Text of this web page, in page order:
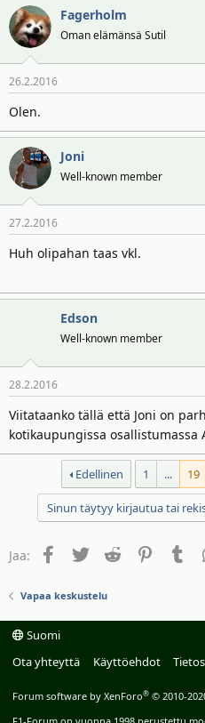
Fagerholm
Oman elämänsä Sutil
26.2.2016
Olen.
Joni
Well-known member
27.2.2016
Huh olipahan taas vkl.
Edson
Well-known member
28.2.2016
Viitataanko tällä että Joni on
kotikaupungissa osallistumassa
Edellinen 1 ... 19
Sinun täytyy kirjautua tai
Jaa: Facebook
TwitterReddit
Vapaa keskustelu
Suomi
Ota yhteyttä
Käyttöehdot
Forum software by XenForo® © 2010-